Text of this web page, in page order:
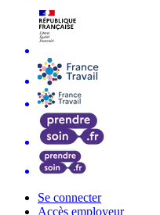
Se connecter
Accès employeur